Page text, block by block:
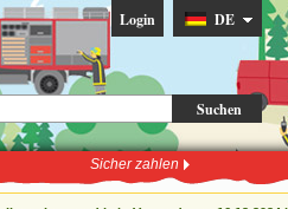
Suchen
Login DE
Sicher zahlen